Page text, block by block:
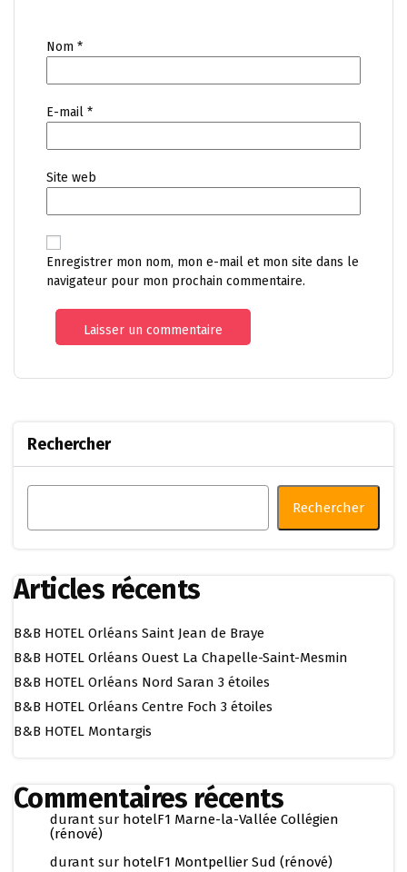
Nom *
E-mail *
Site web
Enregistrer mon nom, mon e-mail et mon site dans le
navigateur pour mon prochain commentaire.
Rechercher
Rechercher
Articles récents
B&B HOTEL Orléans Saint Jean de Braye
B&B HOTEL Orléans Ouest La Chapelle-Saint-Mesmin
B&B HOTEL Orléans Nord Saran 3 étoiles
B&B HOTEL Orléans Centre Foch 3 étoiles
B&B HOTEL Montargis
Commentaires récents
durant sur hotelF1 Marne-la-Vallée Collégien
(rénové)
durant sur hotelF1 Montpellier Sud (rénové)